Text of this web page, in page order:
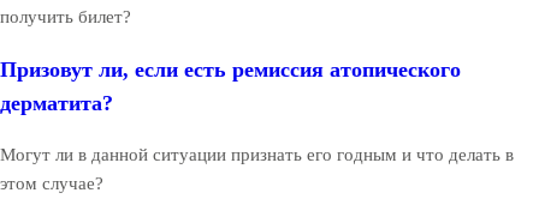
получить билет?
Призовут ли, если есть ремиссия атопического
дерматита?
Могут ли в данной ситуации признать его годным и что делать в
этом случае?